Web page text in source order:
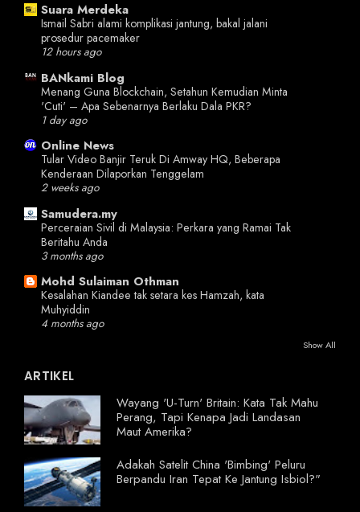
Suara Merdeka
Ismail Sabri alami komplikasi jantung, bakal jalani
prosedur pacemaker
12 hours ago
BANkami Blog
Menang Guna Blockchain, Setahun Kemudian Minta
'Cuti' – Apa Sebenarnya Berlaku Dala PKR?
1 day ago
Online News
Tular Video Banjir Teruk Di Amway HQ, Beberapa
Kenderaan Dilaporkan Tenggelam
2 weeks ago
Samudera.my
Perceraian Sivil di Malaysia: Perkara yang Ramai Tak
Beritahu Anda
3 months ago
Mohd Sulaiman Othman
Kesalahan Kiandee tak setara kes Hamzah, kata
Muhyiddin
4 months ago
Show All
ARTIKEL
Wayang 'U-Turn' Britain: Kata Tak Mahu
Perang, Tapi Kenapa Jadi Landasan
Maut Amerika?
Adakah Satelit China 'Bimbing' Peluru
Berpandu Iran Tepat Ke Jantung Isbiol?"